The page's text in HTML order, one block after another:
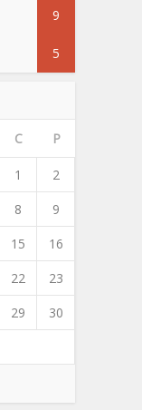
9
5
C P
1
2
8
9
15
16
22
23
29
30